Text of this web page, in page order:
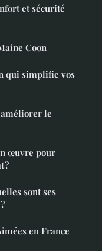
et sécurité
Coon
qui simplifie vos
le
œuvre pour
?
sont ses
en France